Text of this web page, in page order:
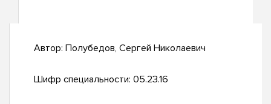
Автор: Полубедов, Сергей Николаевич
Шифр специальности: 05.23.16